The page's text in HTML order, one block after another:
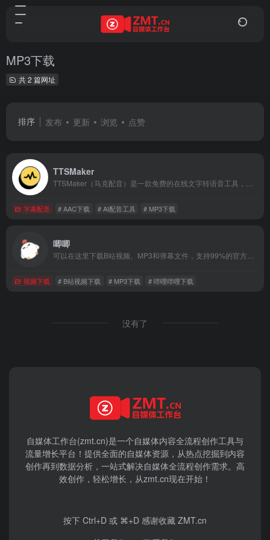
MP3下载
共 2 篇网址
排序 发布 更新 浏览 点赞
TTSMaker
字幕配音 # AAC下载 # AI配音工具 # MP3下载
唧唧
视频下载 # B站视频下载 # MP3下载 # 哔哩哔哩下载
没有了
自媒体工作台(zmt.cn)是一个自媒体内容全流程创作工具与
流量增长平台！提供全面的自媒体资源，从热点挖掘到内容
创作再到数据分析，一站式解决自媒体全流程创作需求。高
效创作，轻松增长，从zmt.cn现在开始！
按下 Ctrl+D 或 ⌘+D 感谢收藏 ZMT.cn